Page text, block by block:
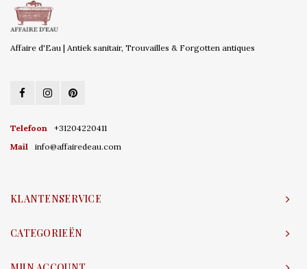
Affaire d'Eau | Antiek sanitair, Trouvailles & Forgotten antiques
Telefoon
+31204220411
Mail
info@affairedeau.com
KLANTENSERVICE
CATEGORIEËN